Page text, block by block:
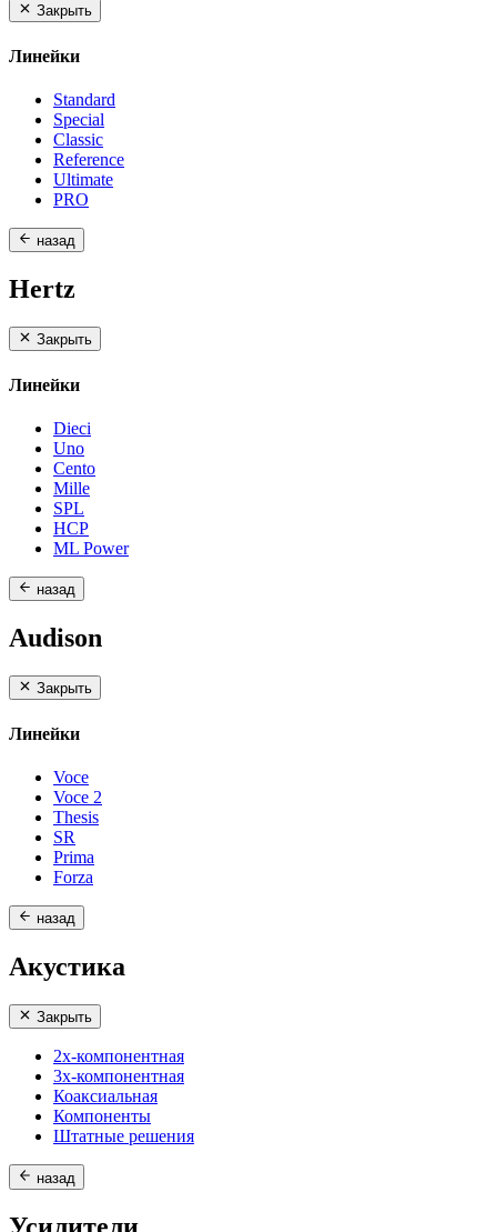
Закрыть
Линейки
Standard
Special
Classic
Reference
Ultimate
PRO
назад
Hertz
Закрыть
Линейки
Dieci
Uno
Cento
Mille
SPL
HCP
ML Power
назад
Audison
Закрыть
Линейки
Voce
Voce 2
Thesis
SR
Prima
Forza
назад
Акустика
Закрыть
2х-компонентная
3х-компонентная
Коаксиальная
Компоненты
Штатные решения
назад
Усилители